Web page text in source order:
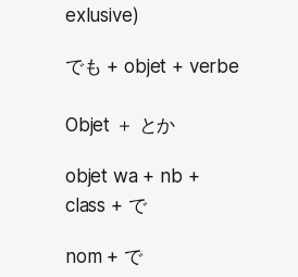
exlusive)
でも + objet + verbe
Objet ＋ とか
objet wa + nb +
class + で
nom + で